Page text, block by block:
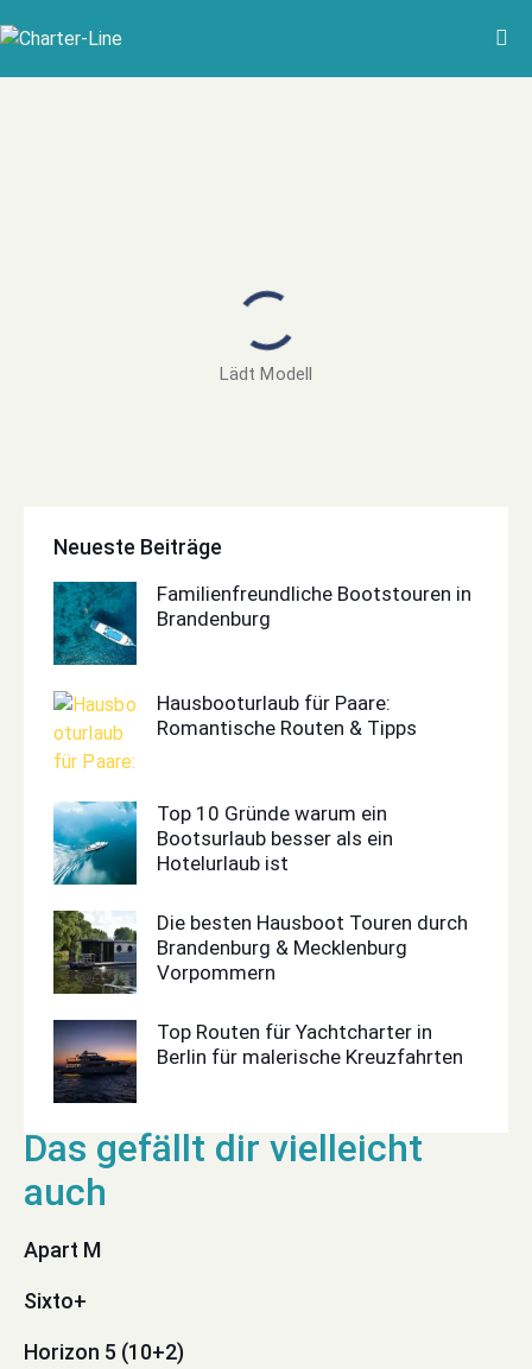
Lädt Modell
Neueste Beiträge
Familienfreundliche Bootstouren in
Brandenburg
Hausbooturlaub für Paare:
Romantische Routen & Tipps
Top 10 Gründe warum ein
Bootsurlaub besser als ein
Hotelurlaub ist
Die besten Hausboot Touren durch
Brandenburg & Mecklenburg
Vorpommern
Top Routen für Yachtcharter in
Berlin für malerische Kreuzfahrten
Apart M
Sixto+
Horizon 5 (10+2)